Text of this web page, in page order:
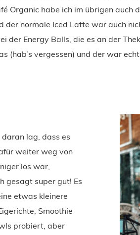
Organic habe ich im übrigen auch
der normale Iced Latte war auch
der Energy Balls, die es an der
(hab’s vergessen) und der war
lag, dass es
weiter weg von
los war,
gesagt super gut! Es
etwas kleinere
Smoothie
probiert, aber